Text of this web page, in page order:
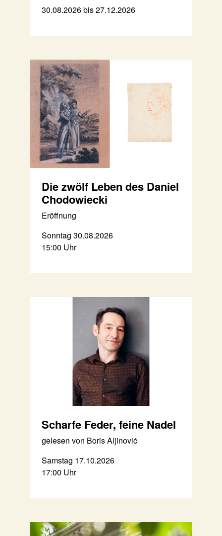
30.08.2026 bis 27.12.2026
Die zwölf Leben des Daniel
Chodowiecki
Eröffnung
Sonntag 30.08.2026
15:00 Uhr
Scharfe Feder, feine Nadel
gelesen von Boris Aljinović
Samstag 17.10.2026
17:00 Uhr